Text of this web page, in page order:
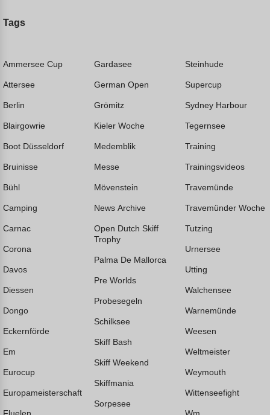
Tags
Ammersee Cup
Attersee
Berlin
Blairgowrie
Boot Düsseldorf
Bruinisse
Bühl
Camping
Carnac
Corona
Davos
Diessen
Dongo
Eckernförde
Em
Eurocup
Europameisterschaft
Fluelen
Gardasee
German Open
Grömitz
Kieler Woche
Medemblik
Messe
Mövenstein
News Archive
Open Dutch Skiff
Trophy
Palma De Mallorca
Pre Worlds
Probesegeln
Schilksee
Skiff Bash
Skiff Weekend
Skiffmania
Sorpesee
Steinhude
Supercup
Sydney Harbour
Tegernsee
Training
Trainingsvideos
Travemünde
Travemünder Woche
Tutzing
Urnersee
Utting
Walchensee
Warnemünde
Weesen
Weltmeister
Weymouth
Wittenseefight
Wm